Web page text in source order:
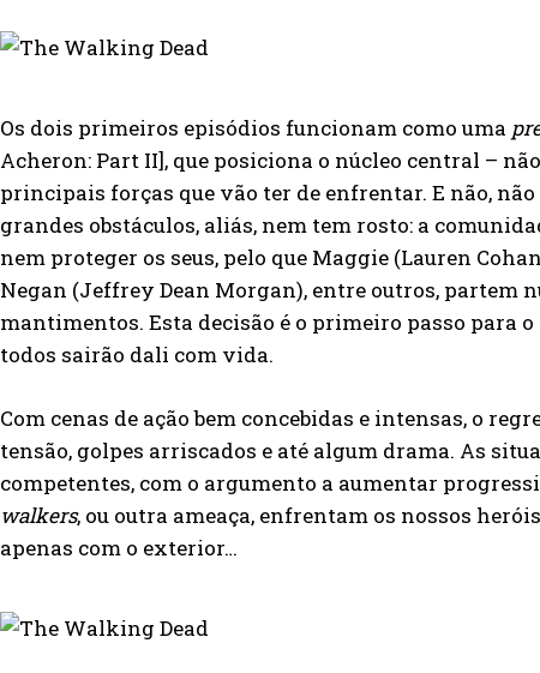
Os dois primeiros episódios funcionam como uma
Acheron: Part II], que posiciona o núcleo central –
principais forças que vão ter de enfrentar. E não,
grandes obstáculos, aliás, nem tem rosto: a
nem proteger os seus, pelo que Maggie (Lauren
Negan (Jeffrey Dean Morgan), entre outros, partem
mantimentos. Esta decisão é o primeiro passo para o
todos sairão dali com vida.
Com cenas de ação bem concebidas e intensas, o
tensão, golpes arriscados e até algum drama. As
competentes, com o argumento a aumentar
walkers, ou outra ameaça, enfrentam os nossos
apenas com o exterior…